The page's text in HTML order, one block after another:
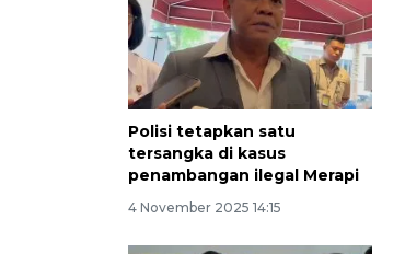
Polisi tetapkan satu
tersangka di kasus
penambangan ilegal Merapi
4 November 2025 14:15